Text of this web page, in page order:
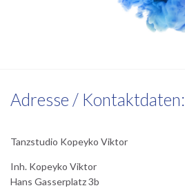
Adresse / Kontaktdaten:
Tanzstudio Kopeyko Viktor
Inh. Kopeyko Viktor
Hans Gasserplatz 3b